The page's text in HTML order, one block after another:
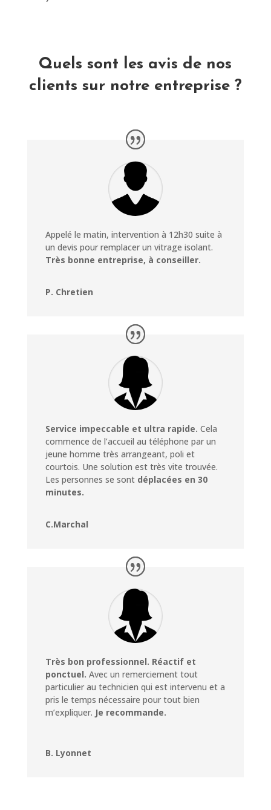
Quels sont les avis de nos
clients sur notre entreprise ?
Appelé le matin, intervention à 12h30 suite à
un devis pour remplacer un vitrage isolant.
Très bonne entreprise, à conseiller.
P. Chretien
Service impeccable et ultra rapide. Cela
commence de l’accueil au téléphone par un
jeune homme très arrangeant, poli et
courtois. Une solution est très vite trouvée.
Les personnes se sont déplacées en 30
minutes.
C.Marchal
Très bon professionnel. Réactif et
ponctuel. Avec un remerciement tout
particulier au technicien qui est intervenu et a
pris le temps nécessaire pour tout bien
m’expliquer. Je recommande.
B. Lyonnet